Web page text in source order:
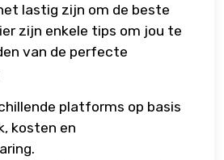
lastig zijn om de beste
zijn enkele tips om jou te
van de perfecte
platforms op basis
kosten en